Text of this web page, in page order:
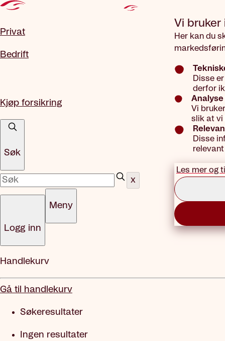
Vi bruker
Her kan du
Disse
derfor
Vi
slik at vi
Disse
Les mer og
Privat
Bedrift
Kjøp forsikring
Søk
x
Logg inn
Meny
Handlekurv
Gå til handlekurv
Søkeresultater
Ingen resultater